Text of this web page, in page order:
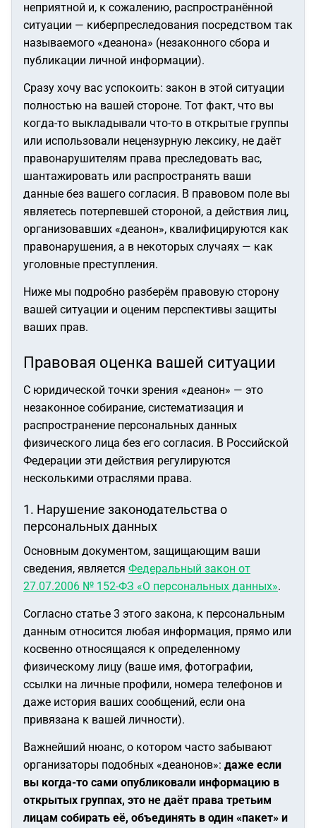
неприятной и, к сожалению, распространённой
ситуации — киберпреследования посредством так
называемого «деанона» (незаконного сбора и
публикации личной информации).
Сразу хочу вас успокоить: закон в этой ситуации
полностью на вашей стороне. Тот факт, что вы
когда-то выкладывали что-то в открытые группы
или использовали нецензурную лексику, не даёт
правонарушителям права преследовать вас,
шантажировать или распространять ваши
данные без вашего согласия. В правовом поле вы
являетесь потерпевшей стороной, а действия лиц,
организовавших «деанон», квалифицируются как
правонарушения, а в некоторых случаях — как
уголовные преступления.
Ниже мы подробно разберём правовую сторону
вашей ситуации и оценим перспективы защиты
ваших прав.
Правовая оценка вашей ситуации
С юридической точки зрения «деанон» — это
незаконное собирание, систематизация и
распространение персональных данных
физического лица без его согласия. В Российской
Федерации эти действия регулируются
несколькими отраслями права.
1. Нарушение законодательства о
персональных данных
Основным документом, защищающим ваши
сведения, является Федеральный закон от
27.07.2006 № 152-ФЗ «О персональных данных».
Согласно статье 3 этого закона, к персональным
данным относится любая информация, прямо или
косвенно относящаяся к определенному
физическому лицу (ваше имя, фотографии,
ссылки на личные профили, номера телефонов и
даже история ваших сообщений, если она
привязана к вашей личности).
Важнейший нюанс, о котором часто забывают
организаторы подобных «деанонов»: даже если
вы когда-то сами опубликовали информацию в
открытых группах, это не даёт права третьим
лицам собирать её, объединять в один «пакет» и